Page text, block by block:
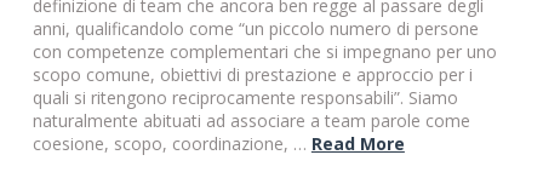
definizione di team che ancora ben regge al passare degli
anni, qualificandolo come “un piccolo numero di persone
con competenze complementari che si impegnano per uno
scopo comune, obiettivi di prestazione e approccio per i
quali si ritengono reciprocamente responsabili”. Siamo
naturalmente abituati ad associare a team parole come
coesione, scopo, coordinazione, … Read More